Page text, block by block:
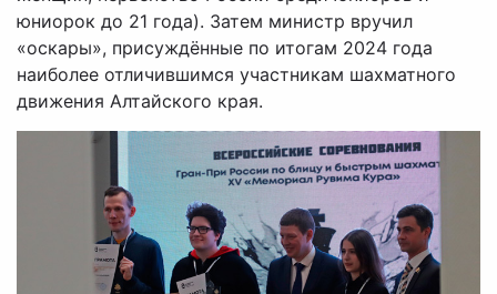
юниорок до 21 года). Затем министр вручил
«оскары», присуждённые по итогам 2024 года
наиболее отличившимся участникам шахматного
движения Алтайского края.